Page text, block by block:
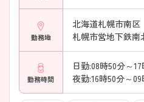
勤務地
北海道札幌市南区
札幌市営地下鉄南
勤務時間
日勤:08時50分～17
夜勤:16時50分～09